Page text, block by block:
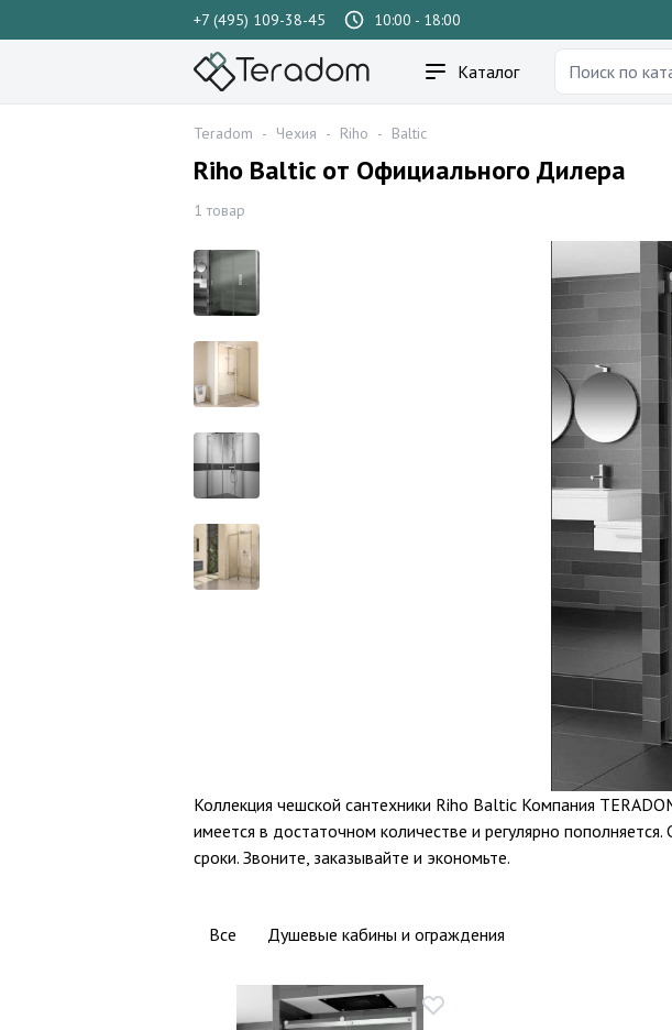
+7 (495) 109-38-45 10:00 - 18:00
Каталог
Teradom - Чехия - Riho - Baltic
Riho Baltic от Официального Дилера
1 товар
Коллекция чешской сантехники Riho Baltic Компания
имеется в достаточном количестве и регулярно
сроки. Звоните, заказывайте и экономьте.
Все Душевые кабины и ограждения